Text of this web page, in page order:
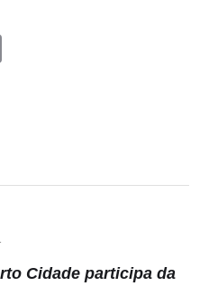
n
Cidade participa da